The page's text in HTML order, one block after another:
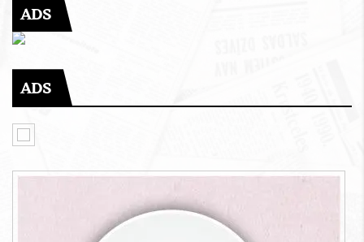
ADS
ADS